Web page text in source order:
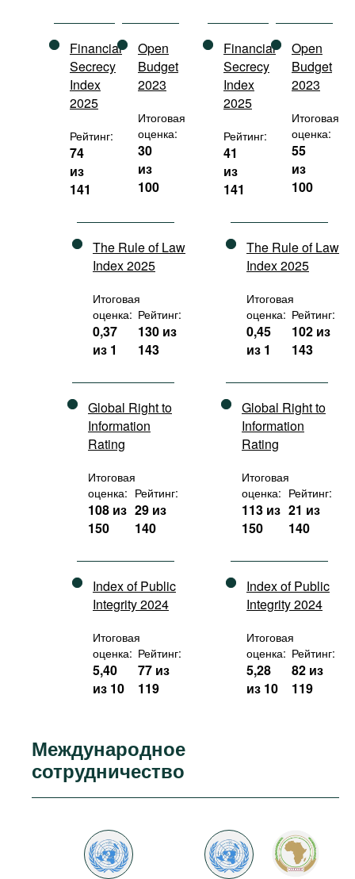
Financial
Secrecy
Index
2025
Рейтинг:
74
из
141
Open
Budget
2023
Итоговая
оценка:
30
из
100
The Rule of Law
Index 2025
Итоговая
оценка:
0,37
из 1
Рейтинг:
130 из
143
Global Right to
Information
Rating
Итоговая
оценка:
108 из
150
Рейтинг:
29 из
140
Index of Public
Integrity 2024
Итоговая
оценка:
5,40
из 10
Рейтинг:
77 из
119
Financial
Secrecy
Index
2025
Рейтинг:
41
из
141
Open
Budget
2023
Итоговая
оценка:
55
из
100
The Rule of Law
Index 2025
Итоговая
оценка:
0,45
из 1
Рейтинг:
102 из
143
Global Right to
Information
Rating
Итоговая
оценка:
113 из
150
Рейтинг:
21 из
140
Index of Public
Integrity 2024
Итоговая
оценка:
5,28
из 10
Рейтинг:
82 из
119
Международное
сотрудничество